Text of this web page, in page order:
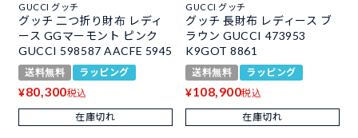
GUCCI グッチ
グッチ 二つ折り財布 レディ
ース GGマーモント ピンク
GUCCI 598587 AACFE 5945
送料無料 ラッピング
¥80,300税込
在庫切れ
GUCCI グッチ
グッチ 長財布 レディース ブ
ラウン GUCCI 473953
K9GOT 8861
送料無料 ラッピング
¥108,900税込
在庫切れ